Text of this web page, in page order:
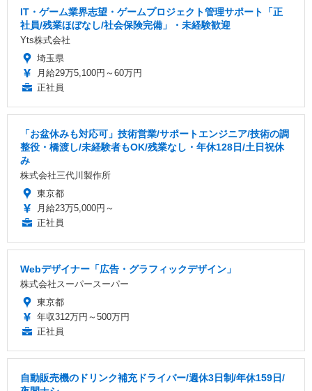
IT・ゲーム業界志望・ゲームプロジェクト管理サポート「正
社員/残業ほぼなし/社会保険完備」・未経験歓迎
Yts株式会社
埼玉県
月給29万5,100円～60万円
正社員
「お盆休みも対応可」技術営業/サポートエンジニア/技術の調
整役・橋渡し/未経験者もOK/残業なし・年休128日/土日祝休
み
株式会社三代川製作所
東京都
月給23万5,000円～
正社員
Webデザイナー「広告・グラフィックデザイン」
株式会社スーパースーパー
東京都
年収312万円～500万円
正社員
自動販売機のドリンク補充ドライバー/週休3日制/年休159日/